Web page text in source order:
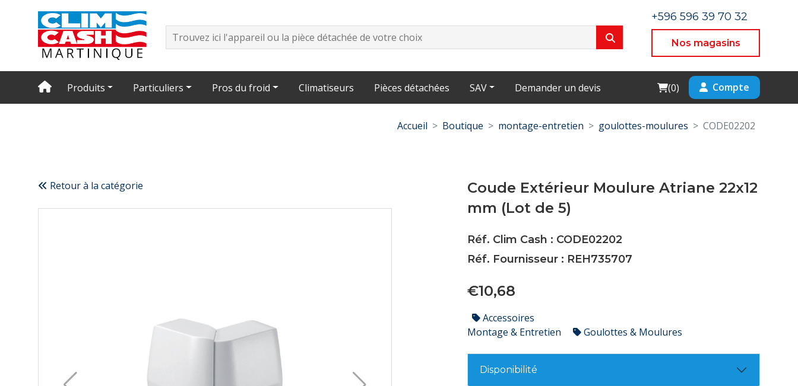
+596 596 39 70 32
Nos magasins
Produits Particuliers Pros du froid Climatiseurs Pièces détachées SAV Demander un devis Cart
(0) Compte
Accueil Boutique montage-entretien goulottes-moulures CODE02202
Retour à la catégorie
Coude Extérieur Moulure Atriane 22x12
mm (Lot de 5)
Réf. Clim Cash : CODE02202
Réf. Fournisseur : REH735707
€10,68
Accessoires
Montage & Entretien
Goulottes & Moulures
Disponibilité